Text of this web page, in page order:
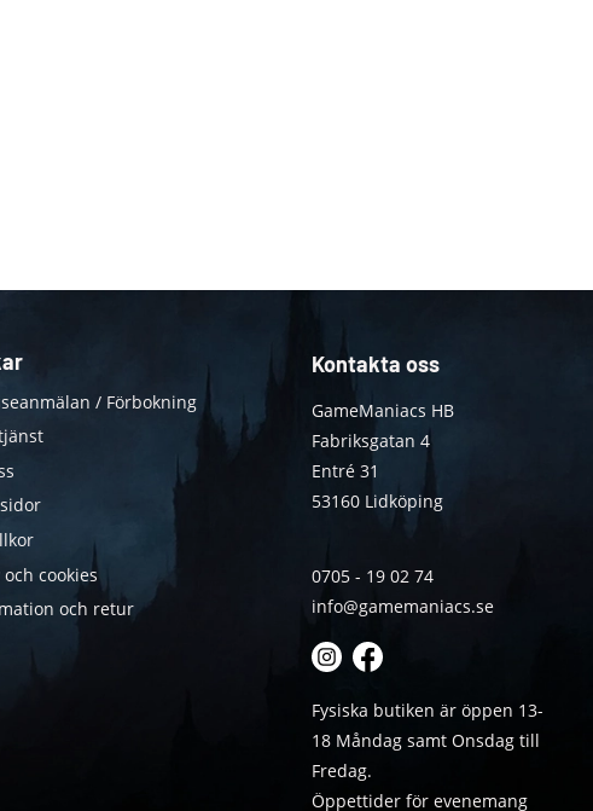
/ Förbokning
och cookies
och retur
Kontakta oss
GameManiacs HB
Fabriksgatan 4
Entré 31
53160 Lidköping
0705 - 19 02 74
info@gamemaniacs.se
Fysiska butiken är öppen 13-
18 Måndag samt Onsdag till
Fredag.
Öppettider för evenemang